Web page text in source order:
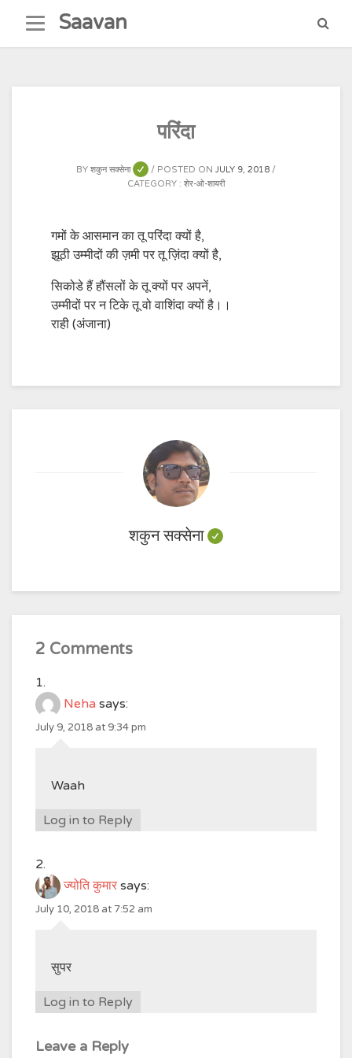
content
Saavan
परिंदा
BYशकुन सक्सेना POSTED ON JULY 9, 2018
CATEGORY : शेर-ओ-शायरी
गमों के आसमान का तू परिंदा क्यों है,
झूठी उम्मीदों की ज़मी पर तू ज़िंदा क्यों है,
सिकोडे हैं हौंसलों के तू क्यों पर अपनें,
उम्मीदों पर न टिके तू वो वाशिंदा क्यों है।।
राही (अंजाना)
शकुन सक्सेना
2 Comments
Neha says:
July 9, 2018 at 9:34 pm
Waah
Log in to Reply
ज्योति कुमार says:
July 10, 2018 at 7:52 am
सुपर
Log in to Reply
Leave a Reply